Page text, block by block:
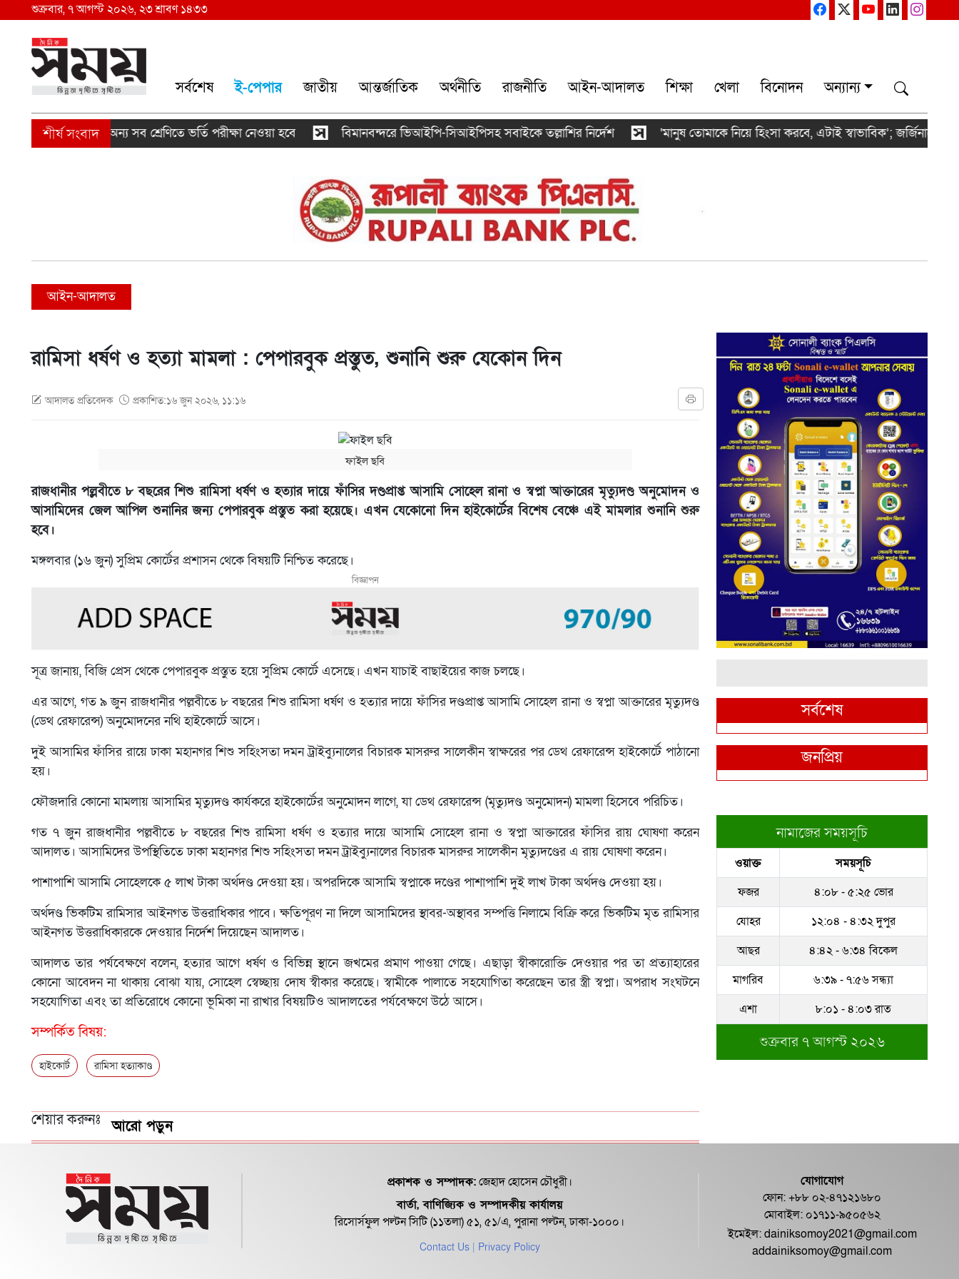
শুক্রবার, ৭ আগস্ট ২০২৬, ২৩ শ্রাবণ ১৪৩৩
সর্বশেষ ই-পেপার জাতীয় আন্তর্জাতিক অর্থনীতি রাজনীতি আইন-আদালত শিক্ষা খেলা বিনোদন অন্যান্য
শ্রেণিতে লটারি, অন্য সব শ্রেণিতে ভর্তি পরীক্ষা নেওয়া হবে বিমানবন্দরে ভিআইপি-সিআইপিসহ সবাইকে তল্লাশির নির্দেশ ‘মানুষ তোমাকে নিয়ে হিংসা করবে, এটাই স্বাভাবিক’; জর্জিনাকে
আইন-আদালত
রামিসা ধর্ষণ ও হত্যা মামলা : পেপারবুক প্রস্তুত, শুনানি শুরু যেকোন দিন
আদালত প্রতিবেদক প্রকাশিত:১৬ জুন ২০২৬, ১১:১৬
ফাইল ছবি
রাজধানীর পল্লবীতে ৮ বছরের শিশু রামিসা ধর্ষণ ও হত্যার দায়ে ফাঁসির দণ্ডপ্রাপ্ত আসামি সোহেল রানা ও স্বপ্না আক্তারের মৃত্যুদণ্ড অনুমোদন ও
আসামিদের জেল আপিল শুনানির জন্য পেপারবুক প্রস্তুত করা হয়েছে। এখন যেকোনো দিন হাইকোর্টের বিশেষ বেঞ্চে এই মামলার শুনানি শুরু
হবে।
মঙ্গলবার (১৬ জুন) সুপ্রিম কোর্টের প্রশাসন থেকে বিষয়টি নিশ্চিত করেছে।
বিজ্ঞাপন
সূত্র জানায়, বিজি প্রেস থেকে পেপারবুক প্রস্তুত হয়ে সুপ্রিম কোর্টে এসেছে। এখন যাচাই বাছাইয়ের কাজ চলছে।
এর আগে, গত ৯ জুন রাজধানীর পল্লবীতে ৮ বছরের শিশু রামিসা ধর্ষণ ও হত্যার দায়ে ফাঁসির দণ্ডপ্রাপ্ত আসামি সোহেল রানা ও স্বপ্না আক্তারের মৃত্যুদণ্ড
(ডেথ রেফারেন্স) অনুমোদনের নথি হাইকোর্টে আসে।
দুই আসামির ফাঁসির রায়ে ঢাকা মহানগর শিশু সহিংসতা দমন ট্রাইব্যুনালের বিচারক মাসরুর সালেকীন স্বাক্ষরের পর ডেথ রেফারেন্স হাইকোর্টে পাঠানো
হয়।
ফৌজদারি কোনো মামলায় আসামির মৃত্যুদণ্ড কার্যকরে হাইকোর্টের অনুমোদন লাগে, যা ডেথ রেফারেন্স (মৃত্যুদণ্ড অনুমোদন) মামলা হিসেবে পরিচিত।
গত ৭ জুন রাজধানীর পল্লবীতে ৮ বছরের শিশু রামিসা ধর্ষণ ও হত্যার দায়ে আসামি সোহেল রানা ও স্বপ্না আক্তারের ফাঁসির রায় ঘোষণা করেন
আদালত। আসামিদের উপস্থিতিতে ঢাকা মহানগর শিশু সহিংসতা দমন ট্রাইব্যুনালের বিচারক মাসরুর সালেকীন মৃত্যুদণ্ডের এ রায় ঘোষণা করেন।
পাশাপাশি আসামি সোহেলকে ৫ লাখ টাকা অর্থদণ্ড দেওয়া হয়। অপরদিকে আসামি স্বপ্নাকে দণ্ডের পাশাপাশি দুই লাখ টাকা অর্থদণ্ড দেওয়া হয়।
অর্থদণ্ড ভিকটিম রামিসার আইনগত উত্তরাধিকার পাবে। ক্ষতিপূরণ না দিলে আসামিদের স্থাবর-অস্থাবর সম্পত্তি নিলামে বিক্রি করে ভিকটিম মৃত রামিসার
আইনগত উত্তরাধিকারকে দেওয়ার নির্দেশ দিয়েছেন আদালত।
আদালত তার পর্যবেক্ষণে বলেন, হত্যার আগে ধর্ষণ ও বিভিন্ন স্থানে জখমের প্রমাণ পাওয়া গেছে। এছাড়া স্বীকারোক্তি দেওয়ার পর তা প্রত্যাহারের
কোনো আবেদন না থাকায় বোঝা যায়, সোহেল স্বেচ্ছায় দোষ স্বীকার করেছে। স্বামীকে পালাতে সহযোগিতা করেছেন তার স্ত্রী স্বপ্না। অপরাধ সংঘটনে
সহযোগিতা এবং তা প্রতিরোধে কোনো ভূমিকা না রাখার বিষয়টিও আদালতের পর্যবেক্ষণে উঠে আসে।
সম্পর্কিত বিষয়:
হাইকোর্ট রামিসা হত্যাকাণ্ড
শেয়ার করুনঃ আরো পড়ুন
সর্বশেষ
জনপ্রিয়
নামাজের সময়সূচি
ওয়াক্ত
সময়সূচি
ফজর
৪:০৮ - ৫:২৫ ভোর
যোহর
১২:০৪ - ৪:৩২ দুপুর
আছর
৪:৪২ - ৬:৩৪ বিকেল
মাগরিব
৬:৩৯ - ৭:৫৬ সন্ধ্যা
এশা
৮:০১ - ৪:০৩ রাত
শুক্রবার ৭ আগস্ট ২০২৬
প্রকাশক ও সম্পাদক:জেহাদ হোসেন চৌধুরী।
বার্তা, বাণিজ্যিক ও সম্পাদকীয় কার্যালয়
রিসোর্সফুল পল্টন সিটি (১১তলা) ৫১, ৫১/এ, পুরানা পল্টন, ঢাকা-১০০০।
Contact Us | Privacy Policy
যোগাযোগ
ফোন: +৮৮ ০২-৪৭১২১৬৮০
মোবাইল: ০১৭১১-৯৫০৫৬২
ইমেইল:dainiksomoy2021@gmail.com
addainiksomoy@gmail.com